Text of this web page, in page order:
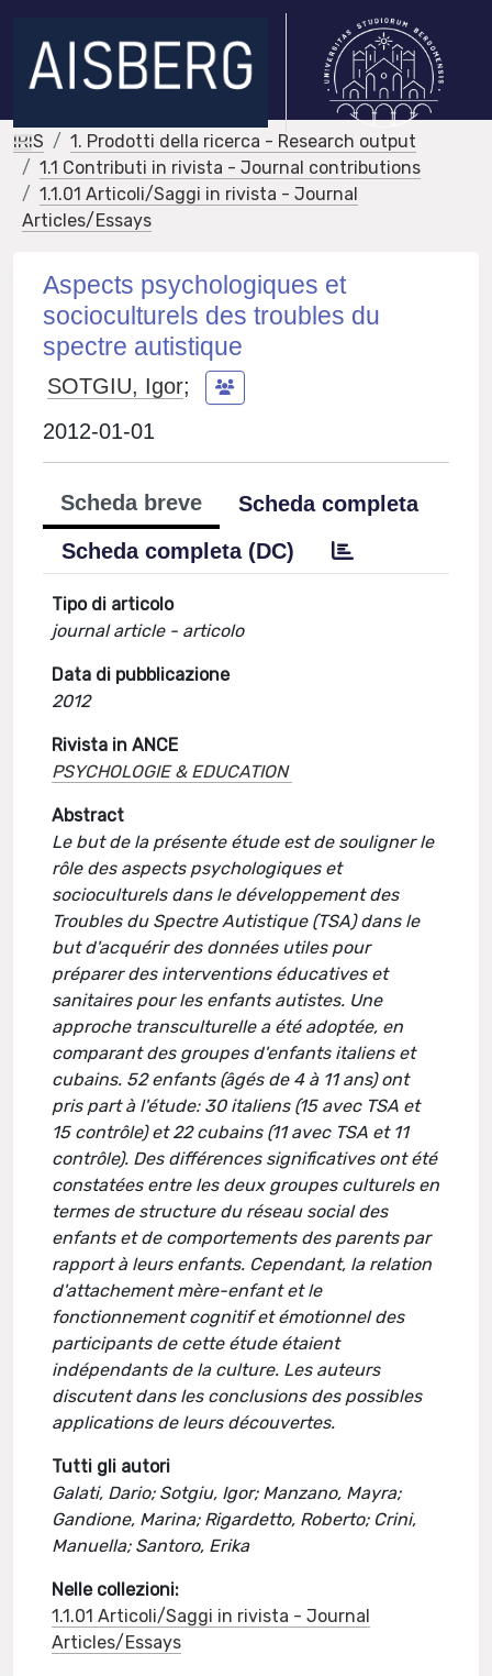
IRIS
1. Prodotti della ricerca - Research output
1.1 Contributi in rivista - Journal contributions
1.1.01 Articoli/Saggi in rivista - Journal
Articles/Essays
Aspects psychologiques et
socioculturels des troubles du
spectre autistique
SOTGIU, Igor;
2012-01-01
Scheda breve
Scheda completa
Scheda completa (DC)
Tipo di articolo
journal article - articolo
Data di pubblicazione
2012
Rivista in ANCE
PSYCHOLOGIE & EDUCATION
Abstract
Le but de la présente étude est de souligner le
rôle des aspects psychologiques et
socioculturels dans le développement des
Troubles du Spectre Autistique (TSA) dans le
but d'acquérir des données utiles pour
préparer des interventions éducatives et
sanitaires pour les enfants autistes. Une
approche transculturelle a été adoptée, en
comparant des groupes d'enfants italiens et
cubains. 52 enfants (âgés de 4 à 11 ans) ont
pris part à l'étude: 30 italiens (15 avec TSA et
15 contrôle) et 22 cubains (11 avec TSA et 11
contrôle). Des différences significatives ont été
constatées entre les deux groupes culturels en
termes de structure du réseau social des
enfants et de comportements des parents par
rapport à leurs enfants. Cependant, la relation
d'attachement mère-enfant et le
fonctionnement cognitif et émotionnel des
participants de cette étude étaient
indépendants de la culture. Les auteurs
discutent dans les conclusions des possibles
applications de leurs découvertes.
Tutti gli autori
Galati, Dario; Sotgiu, Igor; Manzano, Mayra;
Gandione, Marina; Rigardetto, Roberto; Crini,
Manuella; Santoro, Erika
Nelle collezioni:
1.1.01 Articoli/Saggi in rivista - Journal
Articles/Essays